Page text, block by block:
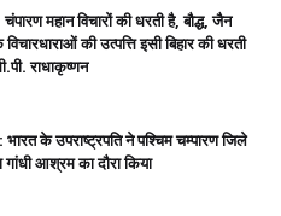
महान विचारों की धरती है, बौद्ध, जैन
की उत्पत्ति इसी बिहार की धरती
राधाकृष्णन
भारत के उपराष्ट्रपति ने पश्चिम चम्पारण जिले
गांधी आश्रम का दौरा किया